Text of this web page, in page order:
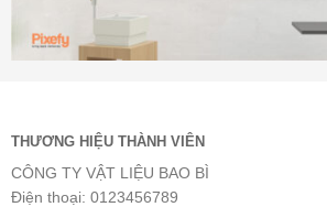
THƯƠNG HIỆU THÀNH VIÊN
CÔNG TY VẬT LIỆU BAO BÌ
Điện thoại: 0123456789